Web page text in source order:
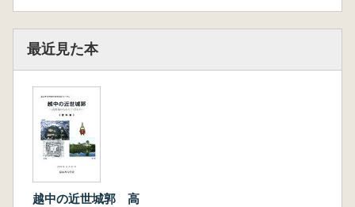
最近見た本
越中の近世城郭 高